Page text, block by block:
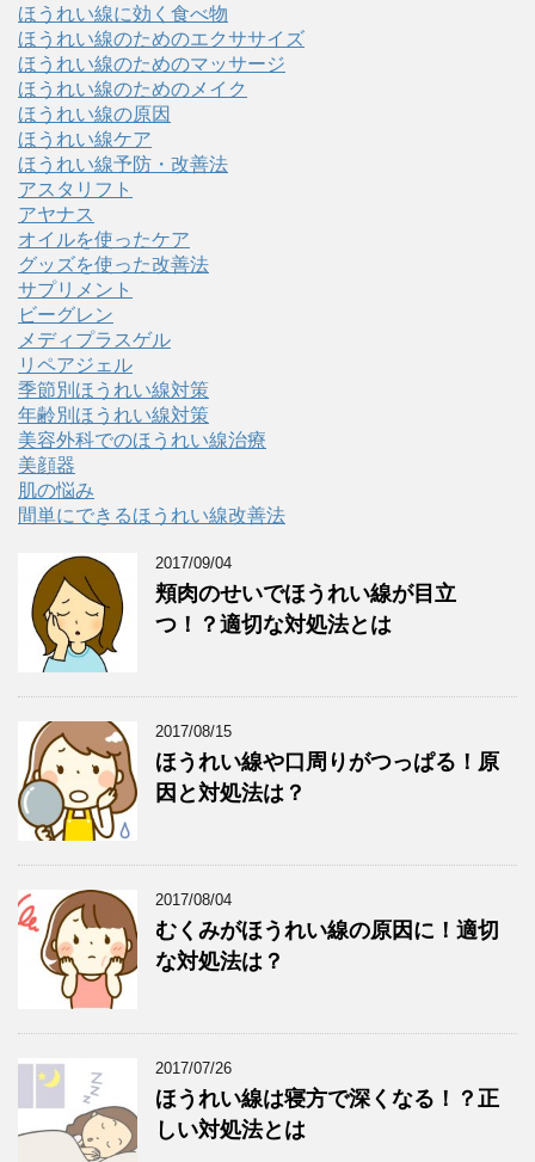
ほうれい線に効く食べ物
ほうれい線のためのエクササイズ
ほうれい線のためのマッサージ
ほうれい線のためのメイク
ほうれい線の原因
ほうれい線ケア
ほうれい線予防・改善法
アスタリフト
アヤナス
オイルを使ったケア
グッズを使った改善法
サプリメント
ビーグレン
メディプラスゲル
リペアジェル
季節別ほうれい線対策
年齢別ほうれい線対策
美容外科でのほうれい線治療
美顔器
肌の悩み
間単にできるほうれい線改善法
2017/09/04
頬肉のせいでほうれい線が目立
つ！？適切な対処法とは
2017/08/15
ほうれい線や口周りがつっぱる！原
因と対処法は？
2017/08/04
むくみがほうれい線の原因に！適切
な対処法は？
2017/07/26
ほうれい線は寝方で深くなる！？正
しい対処法とは